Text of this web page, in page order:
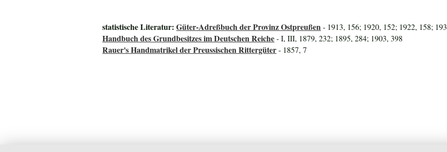
statistische Literatur:Güter-Adreßbuch der Provinz Ostpreußen- 1913, 156; 1920, 152; 1922, 158;
Handbuch des Grundbesitzes im Deutschen Reiche- I, III, 1879, 232; 1895, 284; 1903, 398
Rauer's Handmatrikel der Preussischen Rittergüter- 1857, 7